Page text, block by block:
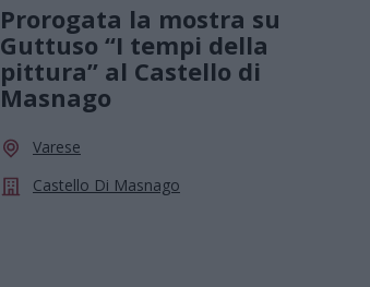
Prorogata la mostra su
Guttuso “I tempi della
pittura” al Castello di
Masnago
Varese
Castello Di Masnago